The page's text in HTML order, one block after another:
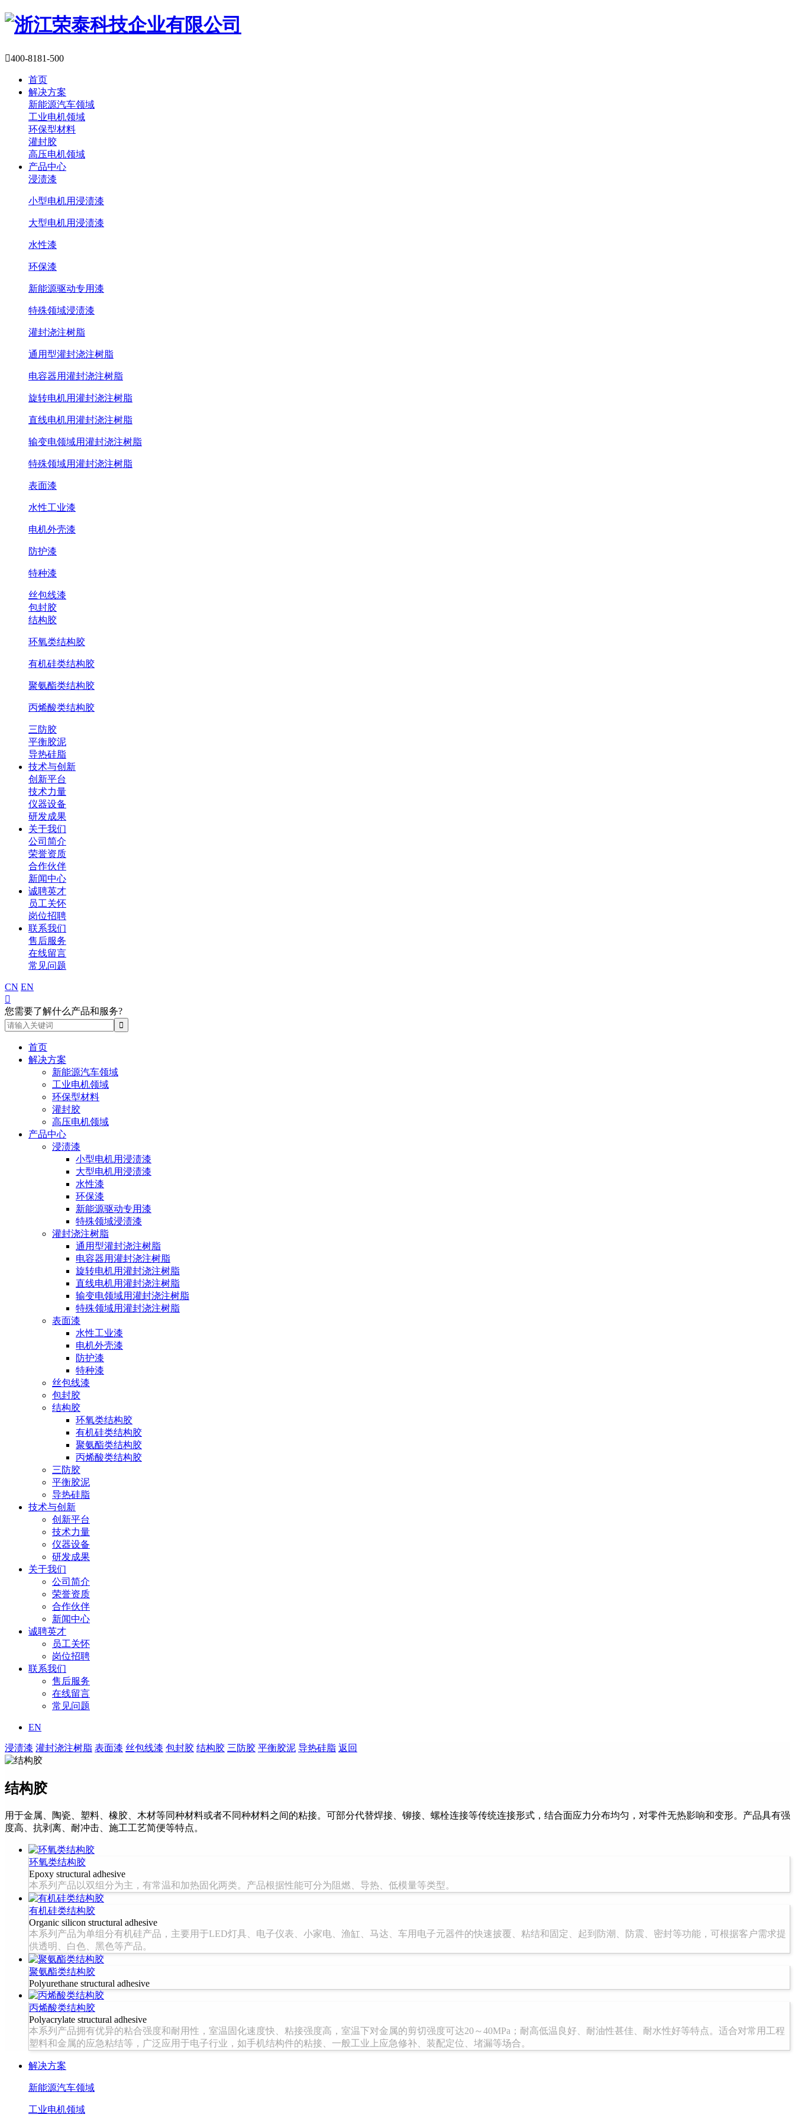
400-8181-500
首页
解决方案
新能源汽车领域
工业电机领域
环保型材料
灌封胶
高压电机领域
产品中心
浸渍漆
小型电机用浸渍漆
大型电机用浸渍漆
水性漆
环保漆
新能源驱动专用漆
特殊领域浸渍漆
灌封浇注树脂
通用型灌封浇注树脂
电容器用灌封浇注树脂
旋转电机用灌封浇注树脂
直线电机用灌封浇注树脂
输变电领域用灌封浇注树脂
特殊领域用灌封浇注树脂
表面漆
水性工业漆
电机外壳漆
防护漆
特种漆
丝包线漆
包封胶
结构胶
环氧类结构胶
有机硅类结构胶
聚氨酯类结构胶
丙烯酸类结构胶
三防胶
平衡胶泥
导热硅脂
技术与创新
创新平台
技术力量
仪器设备
研发成果
关于我们
公司简介
荣誉资质
合作伙伴
新闻中心
诚聘英才
员工关怀
岗位招聘
联系我们
售后服务
在线留言
常见问题
CN EN

您需要了解什么产品和服务?
首页
解决方案
新能源汽车领域
工业电机领域
环保型材料
灌封胶
高压电机领域
产品中心
浸渍漆
小型电机用浸渍漆
大型电机用浸渍漆
水性漆
环保漆
新能源驱动专用漆
特殊领域浸渍漆
灌封浇注树脂
通用型灌封浇注树脂
电容器用灌封浇注树脂
旋转电机用灌封浇注树脂
直线电机用灌封浇注树脂
输变电领域用灌封浇注树脂
特殊领域用灌封浇注树脂
表面漆
水性工业漆
电机外壳漆
防护漆
特种漆
丝包线漆
包封胶
结构胶
环氧类结构胶
有机硅类结构胶
聚氨酯类结构胶
丙烯酸类结构胶
三防胶
平衡胶泥
导热硅脂
技术与创新
创新平台
技术力量
仪器设备
研发成果
关于我们
公司简介
荣誉资质
合作伙伴
新闻中心
诚聘英才
员工关怀
岗位招聘
联系我们
售后服务
在线留言
常见问题
EN
浸渍漆 灌封浇注树脂 表面漆 丝包线漆 包封胶 结构胶 三防胶 平衡胶泥 导热硅脂 返回
结构胶
用于金属、陶瓷、塑料、橡胶、木材等同种材料或者不同种材料之间的粘接。可部分代替焊接、铆接、螺栓连接等传统连接形式，结合面应力分布均匀，对零件无热影响和变形。产品具有强
度高、抗剥离、耐冲击、施工工艺简便等特点。
环氧类结构胶
Epoxy structural adhesive
本系列产品以双组分为主，有常温和加热固化两类。产品根据性能可分为阻燃、导热、低模量等类型。
有机硅类结构胶
Organic silicon structural adhesive
本系列产品为单组分有机硅产品，主要用于LED灯具、电子仪表、小家电、渔缸、马达、车用电子元器件的快速披覆、粘结和固定、起到防潮、防震、密封等功能，可根据客户需求提
供透明、白色、黑色等产品。
聚氨酯类结构胶
Polyurethane structural adhesive
丙烯酸类结构胶
Polyacrylate structural adhesive
本系列产品拥有优异的粘合强度和耐用性，室温固化速度快、粘接强度高，室温下对金属的剪切强度可达20～40MPa；耐高低温良好、耐油性甚佳、耐水性好等特点。适合对常用工程
塑料和金属的应急粘结等，广泛应用于电子行业，如手机结构件的粘接、一般工业上应急修补、装配定位、堵漏等场合。
解决方案
新能源汽车领域
工业电机领域